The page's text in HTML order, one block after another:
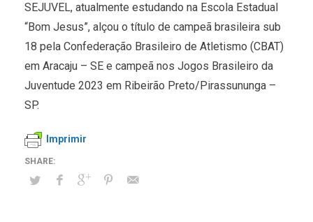
SEJUVEL, atualmente estudando na Escola Estadual
“Bom Jesus”, alçou o título de campeã brasileira sub
18 pela Confederação Brasileiro de Atletismo (CBAT)
em Aracaju – SE e campeã nos Jogos Brasileiro da
Juventude 2023 em Ribeirão Preto/Pirassununga –
SP.
Imprimir